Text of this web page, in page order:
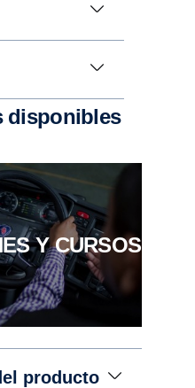
disponibles
Y CURSOS
producto